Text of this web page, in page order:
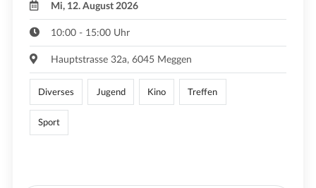
Mi, 12. August 2026
10:00 - 15:00 Uhr
Hauptstrasse 32a, 6045 Meggen
Diverses Jugend Kino Treffen
Sport